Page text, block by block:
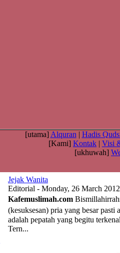
[utama] Alquran | Hadis
[Kami] Kontak | Visi
[ukhuwah]
Jejak Wanita
Editorial - Monday, 26 March 2012
Kafemuslimah.com
(kesuksesan) pria yang besar
adalah pepatah yang begitu
Tern...